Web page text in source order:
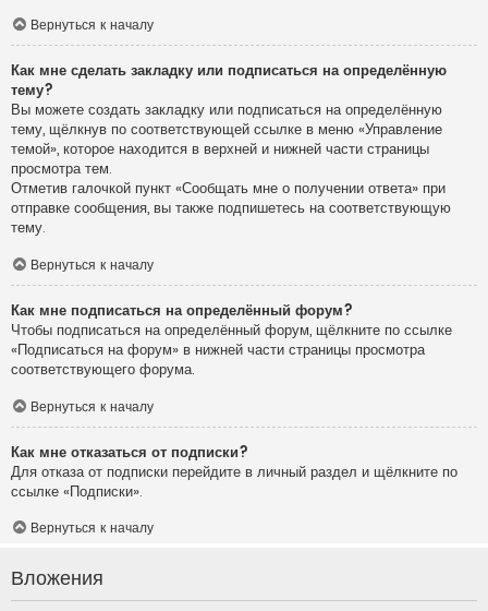
Вернуться к началу
Как мне сделать закладку или подписаться на определённую
тему?
Вы можете создать закладку или подписаться на определённую
тему, щёлкнув по соответствующей ссылке в меню «Управление
темой», которое находится в верхней и нижней части страницы
просмотра тем.
Отметив галочкой пункт «Сообщать мне о получении ответа» при
отправке сообщения, вы также подпишетесь на соответствующую
тему.
Вернуться к началу
Как мне подписаться на определённый форум?
Чтобы подписаться на определённый форум, щёлкните по ссылке
«Подписаться на форум» в нижней части страницы просмотра
соответствующего форума.
Вернуться к началу
Как мне отказаться от подписки?
Для отказа от подписки перейдите в личный раздел и щёлкните по
ссылке «Подписки».
Вернуться к началу
Вложения